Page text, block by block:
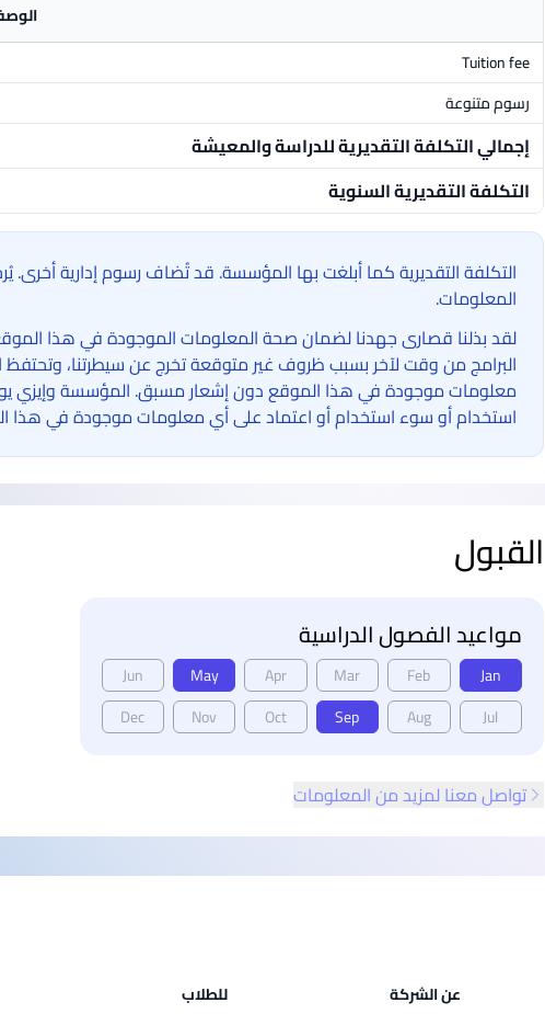
Tuition fee
رسوم متنوعة
إجمالي التكلفة التقديرية للدراسة والمعيشة
التكلفة التقديرية السنوية
التكلفة التقديرية كما أبلغت بها المؤسسة. قد تُضاف رسوم إدارية
المعلومات.
لقد بذلنا قصارى جهدنا لضمان صحة المعلومات الموجودة في هذا الموقع
البرامج من وقت لآخر بسبب ظروف غير متوقعة تخرج عن سيطرتنا،
معلومات موجودة في هذا الموقع دون إشعار مسبق. المؤسسة وإيزي
استخدام أو سوء استخدام أو اعتماد على أي معلومات موجودة في هذا
القبول
مواعيد الفصول الدراسية
Jan
Feb
Mar
Apr
May
Jun
Jul
Aug
Sep
Oct
Nov
Dec
تواصل معنا لمزيد من المعلومات
عن الشركة للطلاب